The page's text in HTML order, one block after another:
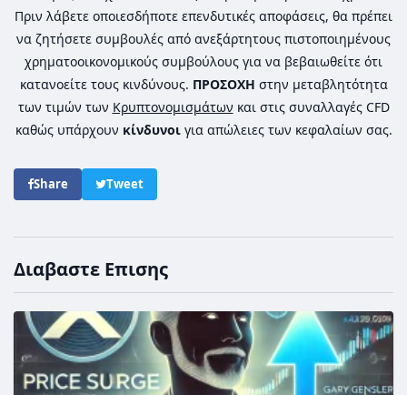
Πριν λάβετε οποιεσδήποτε επενδυτικές αποφάσεις, θα πρέπει
να ζητήσετε συμβουλές από ανεξάρτητους πιστοποιημένους
χρηματοοικονομικούς συμβούλους για να βεβαιωθείτε ότι
κατανοείτε τους κινδύνους. ΠΡΟΣΟΧΗ στην μεταβλητότητα
των τιμών των Κρυπτονομισμάτων και στις συναλλαγές CFD
καθώς υπάρχουν κίνδυνοιγια απώλειες των κεφαλαίων σας.
Share Tweet
Διαβαστε Επισης